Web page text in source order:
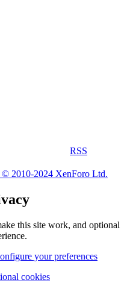
RSS
© 2010-2024 XenForo Ltd.
this site work, and optional
your preferences
cookies